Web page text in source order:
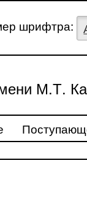
шрифтра:
М.Т.